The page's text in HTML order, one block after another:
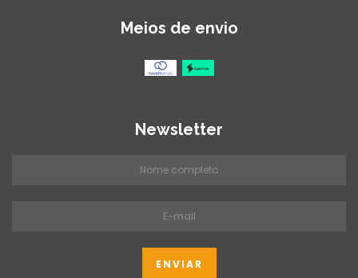
Meios de envio
Newsletter